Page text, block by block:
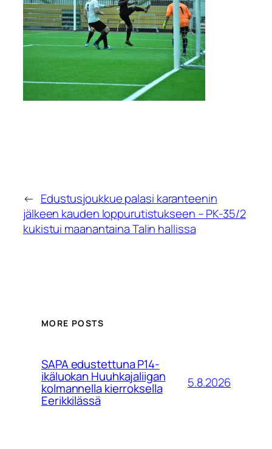
← Edustusjoukkue palasi karanteenin
jälkeen kauden loppurutistukseen – PK-35/2
kukistui maanantaina Talin hallissa
MORE POSTS
SAPA edustettuna P14-
ikäluokan Huuhkajaliigan
kolmannella kierroksella
Eerikkilässä
5.8.2026